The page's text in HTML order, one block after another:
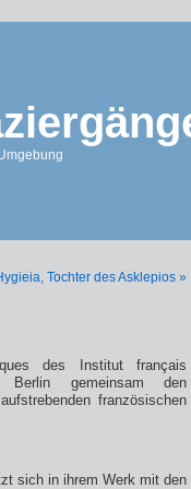
Tochter des Asklepios »
des Institut français
gemeinsam den
französischen
sich in ihrem Werk mit den